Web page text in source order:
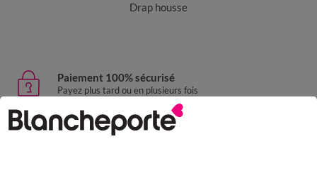
Drap housse
Paiement 100% sécurisé
Payez plus tard ou en plusieurs fois
Livraison express